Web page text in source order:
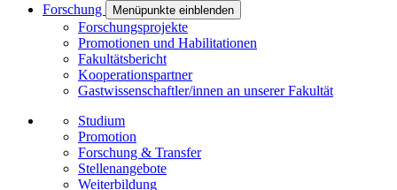
Forschung
Menüpunkte einblenden
Forschungsprojekte
Promotionen und Habilitationen
Fakultätsbericht
Kooperationspartner
Gastwissenschaftler/innen an unserer Fakultät
Studium
Promotion
Forschung & Transfer
Stellenangebote
Weiterbildung